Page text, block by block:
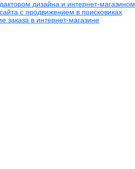
дизайна и интернет-магазином
с продвижением в поисковиках
заказа в интернет-магазине